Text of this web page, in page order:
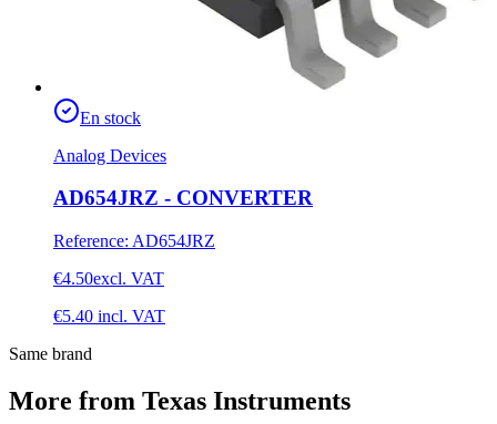
En stock
Analog Devices
AD654JRZ - CONVERTER
Reference: AD654JRZ
€4.50excl. VAT
€5.40 incl. VAT
Same brand
More from Texas Instruments